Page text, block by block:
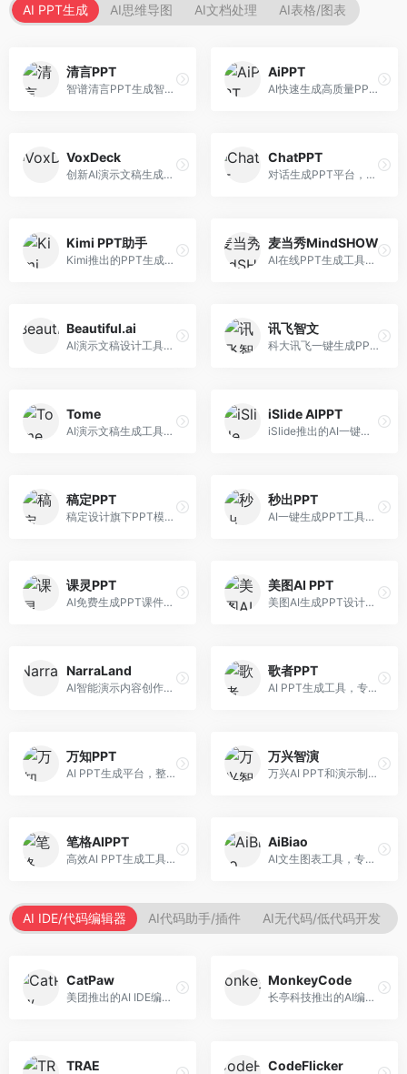
AI PPT生成 AI思维导图 AI文档处理 AI表格/图表
清言PPT
智谱清言PPT生成智能体，基于GLM大模型。面向智谱用户，支持对话生成PPT、内容优化等服务，与智谱生态深度整合。
AiPPT
AI快速生成高质量PPT平台，支持主题定制。面向职场人士和学生，提供一键生成、模板选择、内容优化等服务，PPT制作速度快，设计质量高。
VoxDeck
创新AI演示文稿生成工具，支持语音交互创作。面向职场人士，支持语音输入、PPT生成、内容优化等功能，语音创作体验便捷。
ChatPPT
对话生成PPT平台，支持自然语言交互创作。面向职场人士和教育工作者，通过对话方式完成PPT制作，交互体验友好，创作过程直观。
Kimi PPT助手
Kimi推出的PPT生成智能体，整合长文本处理能力。面向职场人士和学生，支持文档解析、PPT生成、内容优化等服务，与Kimi生态深度整合。
麦当秀MindSHOW
AI在线PPT生成工具，支持思维导图转PPT。面向职场人士，提供思维导图导入、PPT生成、模板选择等服务，思维导图转PPT效率高。
Beautiful.ai
AI演示文稿设计工具，专注于自动化设计排版。面向职场人士，提供智能排版、模板选择、设计优化等服务，设计美观度高。
讯飞智文
科大讯飞一键生成PPT和Word工具，整合语音技术。面向职场人士，支持语音输入、文档生成、格式调整等功能，办公效率显著提升。
Tome
AI演示文稿生成工具，专注于故事化演示创作。面向创业者和营销人员，提供故事叙述、视觉设计、内容生成等服务，演示文稿叙事性强。
iSlide AIPPT
iSlide推出的AI一键设计精美PPT工具。面向PPT设计用户，提供模板库、内容生成、设计优化等服务，与iSlide插件深度整合。
稿定PPT
稿定设计旗下PPT模板资源库，整合AI生成功能。面向设计师和职场人士，提供海量PPT模板、AI内容生成等服务，模板质量高。
秒出PPT
AI一键生成PPT工具，专注于快速演示文稿制作。面向职场人士，支持主题输入、内容生成、模板套用等功能，PPT生成速度快，适合紧急制作场景。
课灵PPT
AI免费生成PPT课件平台，专注于教育场景。面向教师和教育工作者，提供课件生成、教学设计、模板选择等服务，教育适配性强。
美图AI PPT
美图AI生成PPT设计工具，整合图像处理能力。面向设计师和职场人士，提供PPT生成、图片美化、设计优化等服务，视觉设计美观。
NarraLand
AI智能演示内容创作平台，专注于叙事演示。面向内容创作者，提供故事创作、演示生成、动画设计等服务，演示内容生动有趣。
歌者PPT
AI PPT生成工具，专注于演示文稿智能创作。面向职场人士，支持主题输入、内容生成、设计美化等功能，PPT制作效率高。
万知PPT
AI PPT生成平台，整合知识库与创作功能。面向职场人士，支持内容检索、PPT生成、设计优化等服务，知识整合能力强。
万兴智演
万兴AI PPT和演示制作软件，整合视频演示功能。面向职场人士和教育工作者，提供PPT生成、演示录制、视频制作等服务，演示功能完善。
笔格AIPPT
高效AI PPT生成工具，专注于演示文稿智能创作。面向职场人士，支持主题输入、内容生成、设计美化等功能，PPT制作效率高。
AiBiao
AI文生图表工具，专注于数据可视化展示。面向数据分析师和职场人士，提供图表生成、数据可视化、PPT嵌入等服务，数据展示专业。
AI IDE/代码编辑器 AI代码助手/插件 AI无代码/低代码开发
CatPaw
美团推出的AI IDE编程工具，专注于本地开发生态。面向开发者，提供智能代码补全、代码生成、项目管理等服务，本地开发体验好。
MonkeyCode
长亭科技推出的AI编程助手，专注于安全开发。面向开发者，提供代码生成、安全检测、漏洞修复等服务，安全开发能力强。
TRAE CodeFlicker